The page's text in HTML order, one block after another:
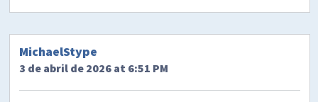
MichaelStype
3 de abril de 2026 at 6:51 PM